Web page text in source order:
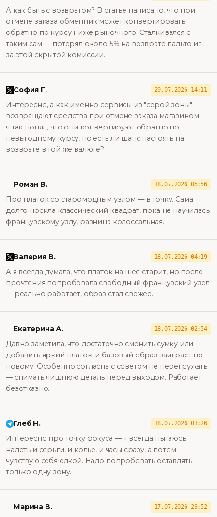
А как быть с возвратом? В статье написано, что при
отмене заказа обменник может конвертировать
обратно по курсу ниже рыночного. Сталкивался с
таким сам — потерял около 5% на возврате пальто из-
за этой скрытой комиссии.
София Г. 29.07.2026 14:11
Интересно, а как именно сервисы из "серой зоны"
возвращают средства при отмене заказа магазином —
я так понял, что они конвертируют обратно по
невыгодному курсу, но есть ли шанс настоять на
возврате в той же валюте?
Роман В. 18.07.2026 05:56
Про платок со старомодным узлом — в точку. Сама
долго носила классический квадрат, пока не научилась
французскому узлу, разница колоссальная.
Валерия В. 18.07.2026 04:19
А я всегда думала, что платок на шее старит, но после
прочтения попробовала свободный французский узел
— реально работает, образ стал свежее.
Екатерина А. 18.07.2026 02:54
Давно заметила, что достаточно сменить сумку или
добавить яркий платок, и базовый образ заиграет по-
новому. Особенно согласна с советом не перегружать
— снимать лишнюю деталь перед выходом. Работает
безотказно.
Глеб Н. 18.07.2026 01:26
Интересно про точку фокуса — я всегда пытаюсь
надеть и серьги, и колье, и часы сразу, а потом
чувствую себя ёлкой. Надо попробовать оставлять
только одну зону.
Марина В. 17.07.2026 23:52